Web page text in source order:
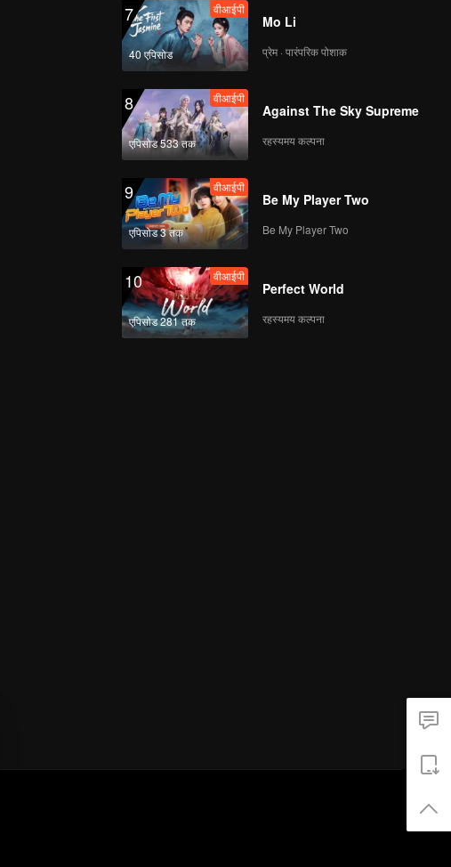
7
40 एपिसोड
वीआईपी
Mo Li
प्रेम · पारंपरिक पोशाक
8
एपिसोड 533 तक
वीआईपी
Against The Sky Supreme
रहस्यमय कल्पना
9
एपिसोड 3 तक
वीआईपी
Be My Player Two
Be My Player Two
10
एपिसोड 281 तक
वीआईपी
Perfect World
रहस्यमय कल्पना